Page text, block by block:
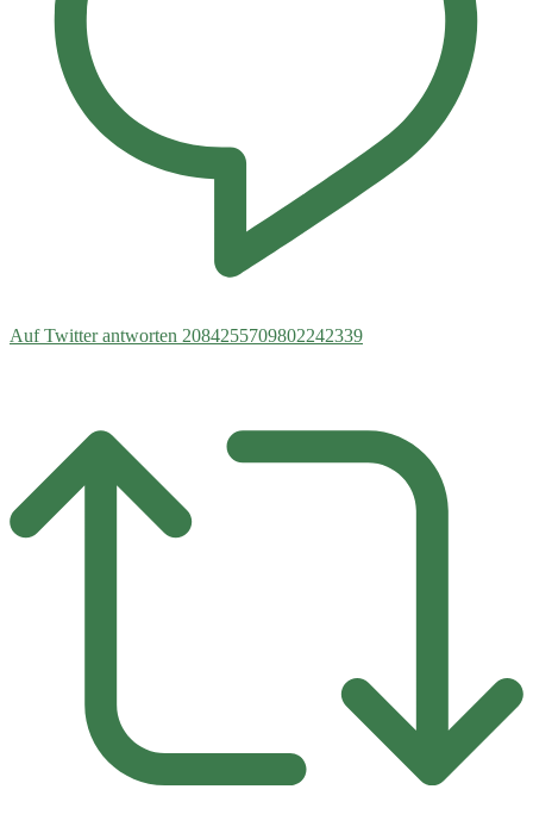
Auf Twitter antworten 2084255709802242339